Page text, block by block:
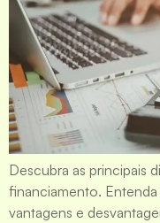
Descubra as principais
financiamento.
vantagens e